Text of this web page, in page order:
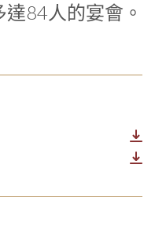
84人的宴會。